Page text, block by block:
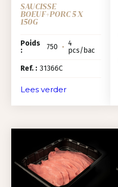
SAUCISSE
BOEUF+PORC 5 X
150G
Poids
:
750 • 4
pcs/bac
Ref. : 31366C
Lees verder